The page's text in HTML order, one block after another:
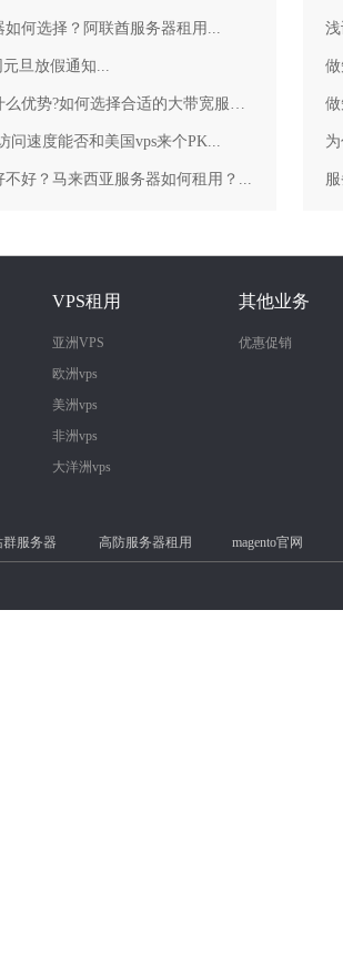
何选择？阿联酋服务器租用...
元旦放假通知...
大带宽服务器有什么优势?如何选择合适的大带宽服务器？...
问速度能否和美国vps来个PK...
好？马来西亚服务器如何租用？...
VPS租用
亚洲VPS
欧洲vps
美洲vps
非洲vps
大洋洲vps
其他业务
优惠促销
群服务器 高防服务器租用 magento官网